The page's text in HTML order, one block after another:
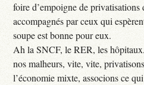
foire d’empoigne de privatisations
accompagnés par ceux qui
soupe est bonne pour eux.
Ah la SNCF, le RER, les
nos malheurs, vite, vite,
l’économie mixte, associons ce